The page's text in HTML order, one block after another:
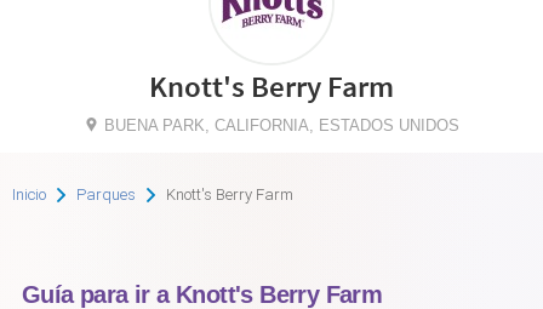
Knott's Berry Farm
BUENA PARK, CALIFORNIA, ESTADOS UNIDOS
Inicio Parques Knott's Berry Farm
Guía para ir a Knott's Berry Farm